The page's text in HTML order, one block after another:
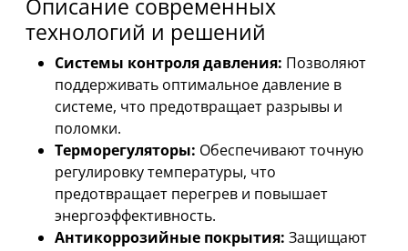
Описание современных
технологий и решений
Системы контроля давления: Позволяют
поддерживать оптимальное давление в
системе, что предотвращает разрывы и
поломки.
Терморегуляторы: Обеспечивают точную
регулировку температуры, что
предотвращает перегрев и повышает
энергоэффективность.
Антикоррозийные покрытия: Защищают